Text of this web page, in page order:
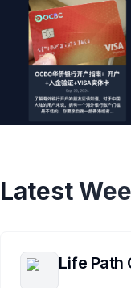
Latest
Life Path